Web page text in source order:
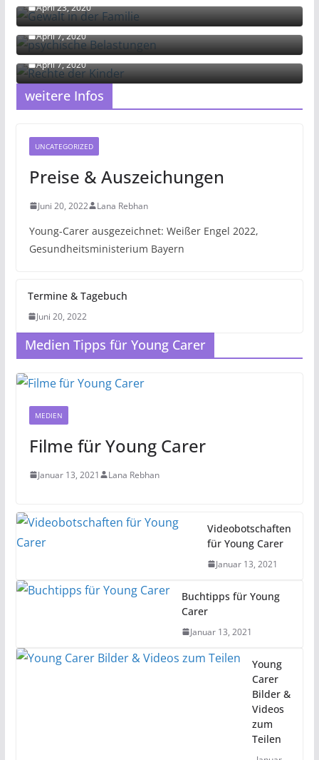
April 23, 2020
psychische Belastungen
April 7, 2020
Rechte der Kinder
April 7, 2020
weitere Infos
UNCATEGORIZED
Preise & Auszeichungen
Juni 20, 2022 Lana Rebhan
Young-Carer ausgezeichnet: Weißer Engel 2022,
Gesundheitsministerium Bayern
Termine & Tagebuch
Juni 20, 2022
Medien Tipps für Young Carer
MEDIEN
Filme für Young Carer
Januar 13, 2021 Lana Rebhan
Videobotschaften
für Young Carer
Januar 13, 2021
Buchtipps für Young
Carer
Januar 13, 2021
Young
Carer
Bilder &
Videos
zum
Teilen